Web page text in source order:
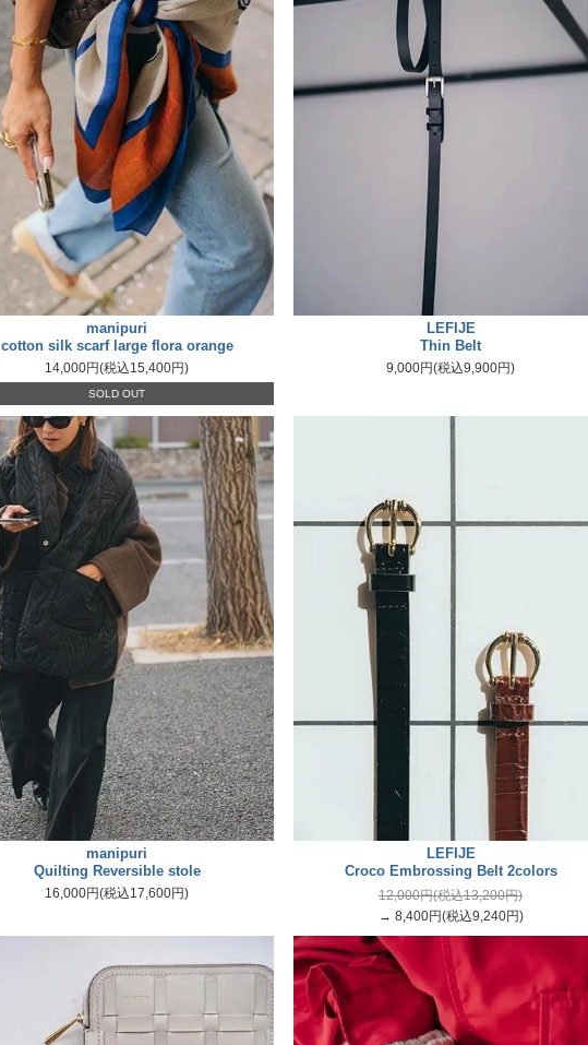
manipuri
cotton silk scarf large flora orange
14,000円(税込15,400円)
SOLD OUT
LEFIJE
Thin Belt
9,000円(税込9,900円)
manipuri
Quilting Reversible stole
16,000円(税込17,600円)
LEFIJE
Croco Embrossing Belt 2colors
12,000円(税込13,200円)
→ 8,400円(税込9,240円)